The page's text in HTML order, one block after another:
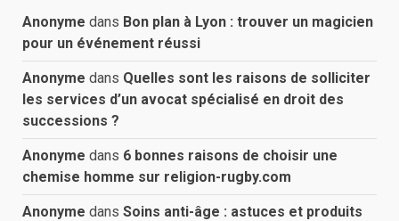
Anonyme dans Bon plan à Lyon : trouver un magicien
pour un événement réussi
Anonyme dans Quelles sont les raisons de solliciter
les services d’un avocat spécialisé en droit des
successions ?
Anonyme dans 6 bonnes raisons de choisir une
chemise homme sur religion-rugby.com
Anonyme dans Soins anti-âge : astuces et produits